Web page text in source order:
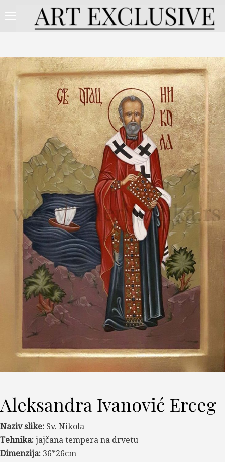
Aleksandra Ivanović Erceg
Naziv slike: Sv. Nikola
Tehnika: jajčana tempera na drvetu
Dimenzija: 36*26cm